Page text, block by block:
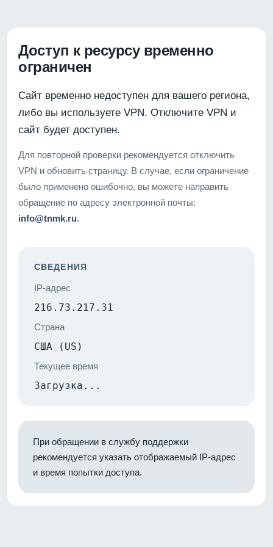
Доступ к ресурсу временно
ограничен
Сайт временно недоступен для вашего региона,
либо вы используете VPN. Отключите VPN и
сайт будет доступен.
Для повторной проверки рекомендуется отключить
VPN и обновить страницу. В случае, если ограничение
было применено ошибочно, вы можете направить
обращение по адресу электронной почты:
info@tnmk.ru.
СВЕДЕНИЯ
IP-адрес
216.73.217.31
Страна
США (US)
Текущее время
Загрузка...
При обращении в службу поддержки
рекомендуется указать отображаемый IP-адрес
и время попытки доступа.